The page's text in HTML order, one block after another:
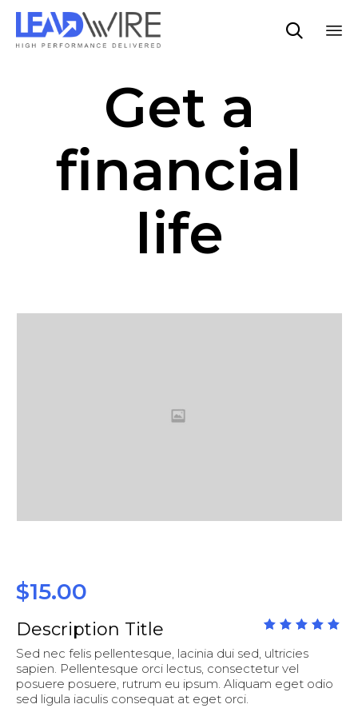

Get a
financial
life
$15.00
of
5
Description Title
Sed nec felis pellentesque, lacinia dui sed, ultricies
sapien. Pellentesque orci lectus, consectetur vel
posuere posuere, rutrum eu ipsum. Aliquam eget odio
sed ligula iaculis consequat at eget orci.